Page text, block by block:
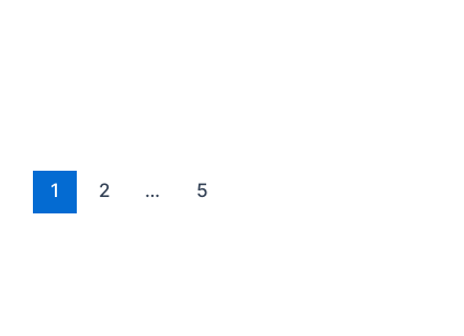
1 2 … 5